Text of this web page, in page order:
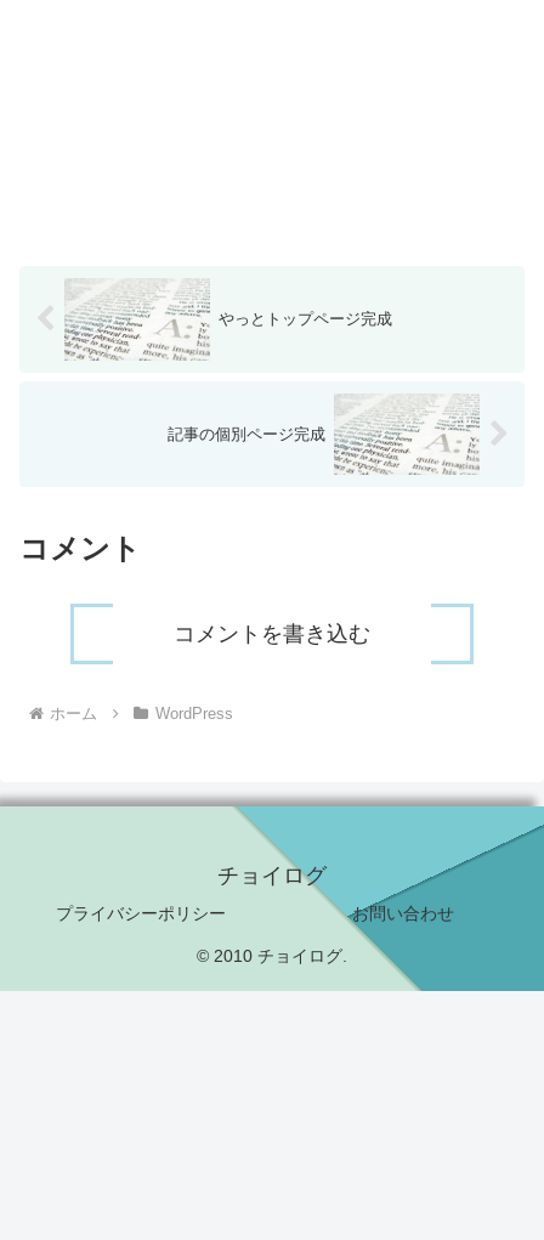
やっとトップページ完成
記事の個別ページ完成
コメント
コメントを書き込む
ホーム WordPress
チョイログ
プライバシーポリシー お問い合わせ
© 2010 チョイログ.